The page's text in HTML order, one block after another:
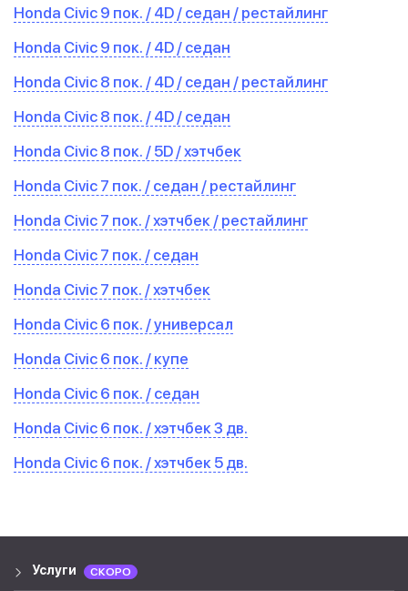
Honda Civic 9 пок. / 4D / седан / рестайлинг
Honda Civic 9 пок. / 4D / седан
Honda Civic 8 пок. / 4D / седан / рестайлинг
Honda Civic 8 пок. / 4D / седан
Honda Civic 8 пок. / 5D / хэтчбек
Honda Civic 7 пок. / седан / рестайлинг
Honda Civic 7 пок. / хэтчбек / рестайлинг
Honda Civic 7 пок. / седан
Honda Civic 7 пок. / хэтчбек
Honda Civic 6 пок. / универсал
Honda Civic 6 пок. / купе
Honda Civic 6 пок. / седан
Honda Civic 6 пок. / хэтчбек 3 дв.
Honda Civic 6 пок. / хэтчбек 5 дв.
Услуги СКОРО